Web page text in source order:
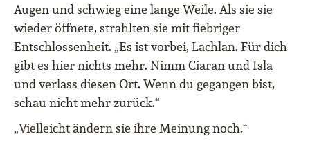
Augen und schwieg eine lange Weile. Als sie sie
wieder öffnete, strahlten sie mit fiebriger
Entschlossenheit. „Es ist vorbei, Lachlan. Für dich
gibt es hier nichts mehr. Nimm Ciaran und Isla
und verlass diesen Ort. Wenn du gegangen bist,
schau nicht mehr zurück.“
„Vielleicht ändern sie ihre Meinung noch.“